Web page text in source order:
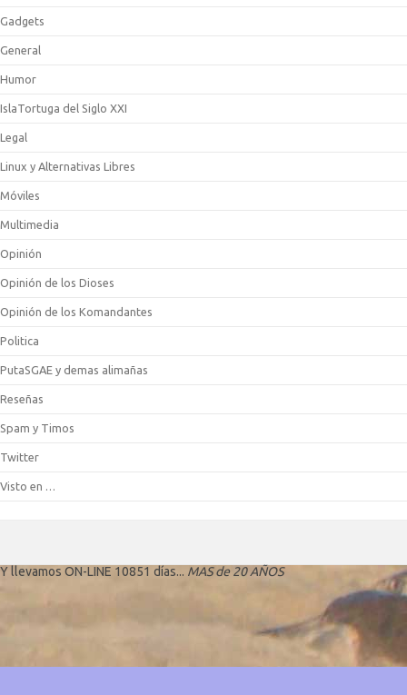
Gadgets
General
Humor
IslaTortuga del Siglo XXI
Legal
Linux y Alternativas Libres
Móviles
Multimedia
Opinión
Opinión de los Dioses
Opinión de los Komandantes
Politica
PutaSGAE y demas alimañas
Reseñas
Spam y Timos
Twitter
Visto en …
Y llevamos ON-LINE 10851 días... MAS de 20 AÑOS